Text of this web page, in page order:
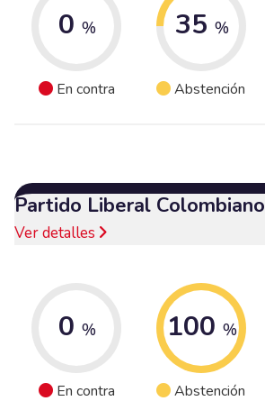
0 %
En contra
35 %
Abstención
Partido Liberal Colombiano
Ver detalles
0 %
En contra
100 %
Abstención